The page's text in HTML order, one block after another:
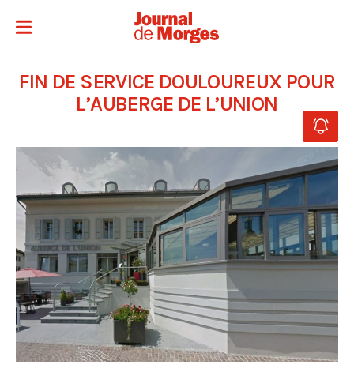
FIN DE SERVICE DOULOUREUX POUR
L’AUBERGE DE L’UNION